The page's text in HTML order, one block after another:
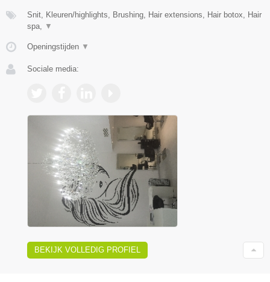
Snit, Kleuren/highlights, Brushing, Hair extensions, Hair botox, Hair
spa,
▼
Openingstijden ▼
Sociale media:
BEKIJK VOLLEDIG PROFIEL